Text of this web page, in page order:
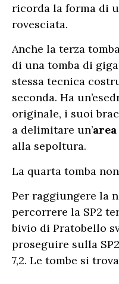
ricorda la forma di
rovesciata.
Anche la terza
di una tomba di
stessa tecnica
seconda. Ha
originale, i suoi
a delimitare un’
alla sepoltura.
La quarta tomba
Per raggiungere la
percorrere la SP2
bivio di Pratobello
proseguire sulla
7,2. Le tombe si